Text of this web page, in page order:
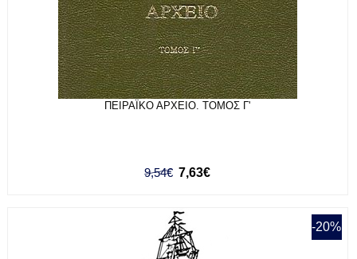
ΠΕΙΡΑΪΚΟ ΑΡΧΕΙΟ. ΤΟΜΟΣ Γ'
9,54€ 7,63€
-20%